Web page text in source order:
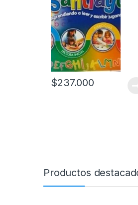
$237.000
Productos